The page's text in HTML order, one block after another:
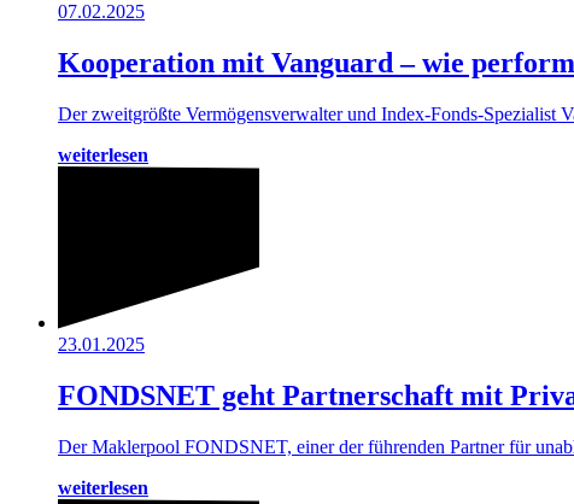
07.02.2025
Kooperation mit Vanguard – wie
Der zweitgrößte Vermögensverwalter und Index-Fonds-Spezialist
weiterlesen
23.01.2025
FONDSNET geht Partnerschaft mit
Der Maklerpool FONDSNET, einer der führenden Partner für
weiterlesen